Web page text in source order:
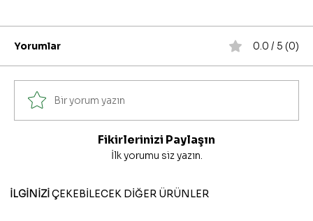
Yorumlar 0.0 / 5 (0)
Bir yorum yazın
Fikirlerinizi Paylaşın
İlk yorumu siz yazın.
İLGİNİZİÇEKEBİLECEK DİĞER ÜRÜNLER